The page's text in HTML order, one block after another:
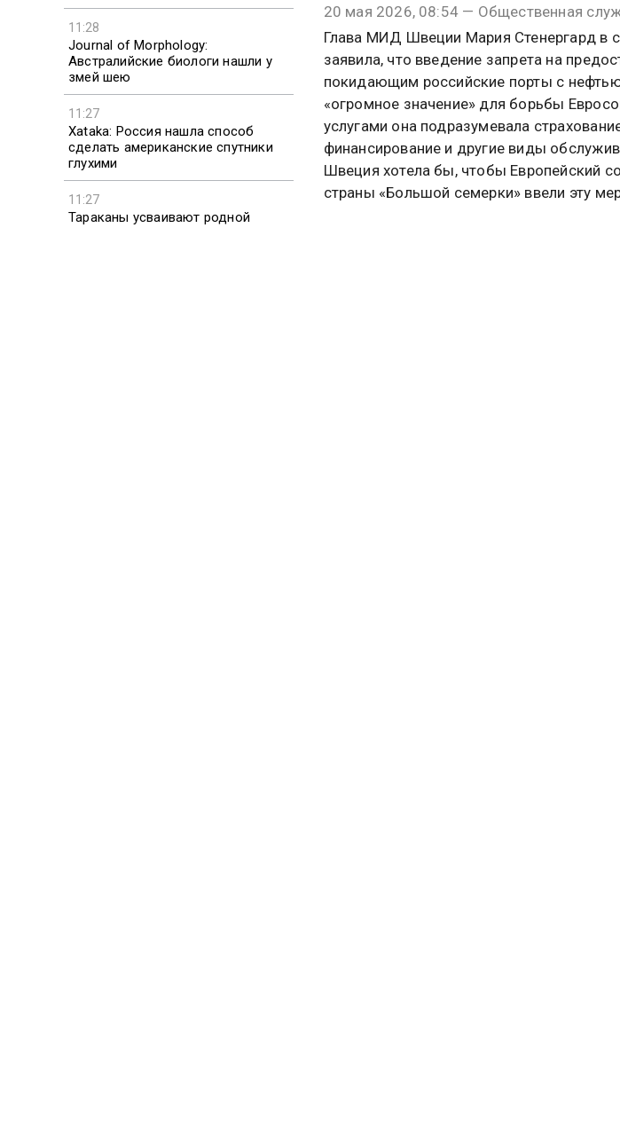
11:28
Journal of Morphology:
Австралийские биологи нашли у
змей шею
11:27
Xataka: Россия нашла способ
сделать американские спутники
глухими
11:27
Тараканы усваивают родной
20 мая 2026, 08:54 — Общественная
Глава МИД Швеции Мария Стенергард в
заявила, что введение запрета на
покидающим российские порты с
«огромное значение» для борьбы
услугами она подразумевала
финансирование и другие виды
Швеция хотела бы, чтобы Европейский
страны «Большой семерки» ввели эту